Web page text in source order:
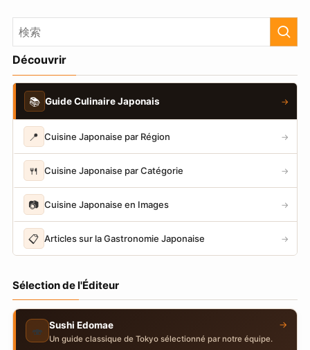
Découvrir
📚 Guide Culinaire Japonais →
📍 Cuisine Japonaise par Région →
🍴 Cuisine Japonaise par Catégorie →
📷 Cuisine Japonaise en Images →
📋 Articles sur la Gastronomie Japonaise →
Sélection de l'Éditeur
🍣 Sushi Edomae
Un guide classique de Tokyo sélectionné par notre équipe.
→